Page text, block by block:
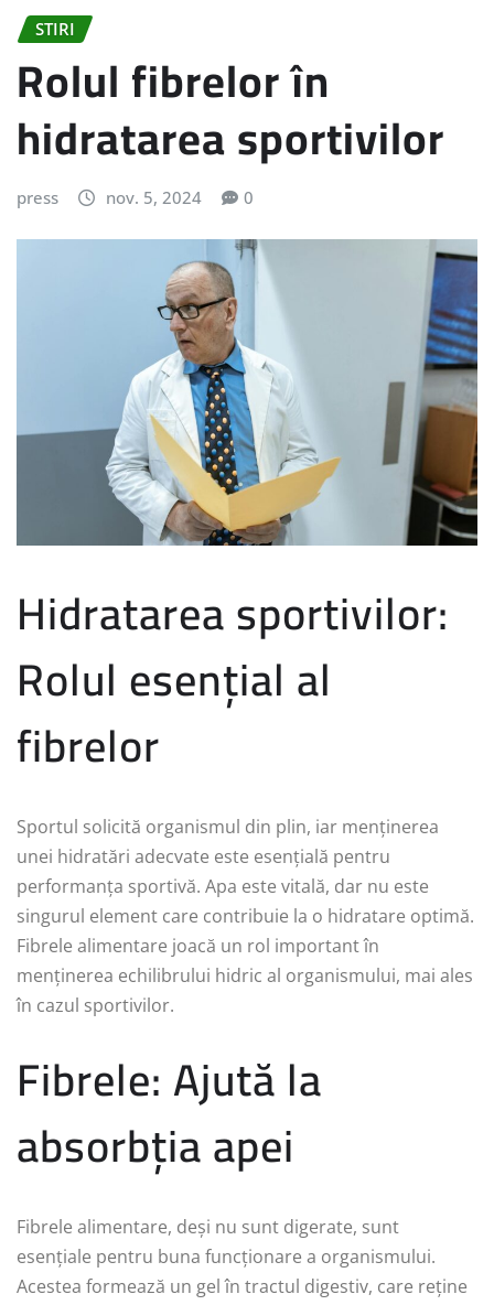
STIRI
Rolul fibrelor în
hidratarea sportivilor
press nov. 5, 2024 0
Hidratarea sportivilor:
Rolul esențial al
fibrelor
Sportul solicită organismul din plin, iar menținerea
unei hidratări adecvate este esențială pentru
performanța sportivă. Apa este vitală, dar nu este
singurul element care contribuie la o hidratare optimă.
Fibrele alimentare joacă un rol important în
menținerea echilibrului hidric al organismului, mai ales
în cazul sportivilor.
Fibrele: Ajută la
absorbția apei
Fibrele alimentare, deși nu sunt digerate, sunt
esențiale pentru buna funcționare a organismului.
Acestea formează un gel în tractul digestiv, care reține